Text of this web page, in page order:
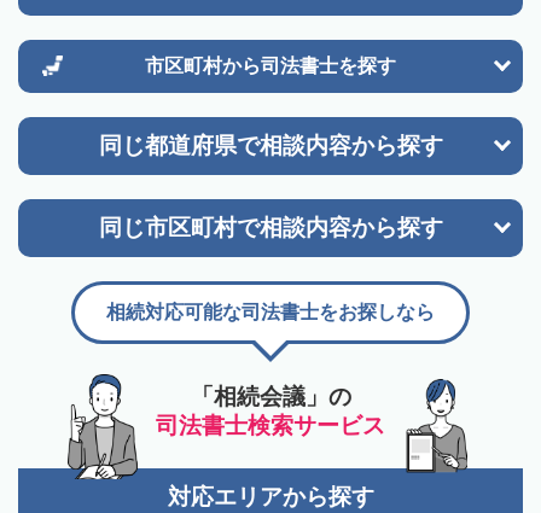
市区町村から司法書士を探す
同じ都道府県で相談内容から探す
同じ市区町村で相談内容から探す
「相続会議」の
司法書士検索サービス
相続対応可能な司法書士をお探しなら
対応エリアから探す